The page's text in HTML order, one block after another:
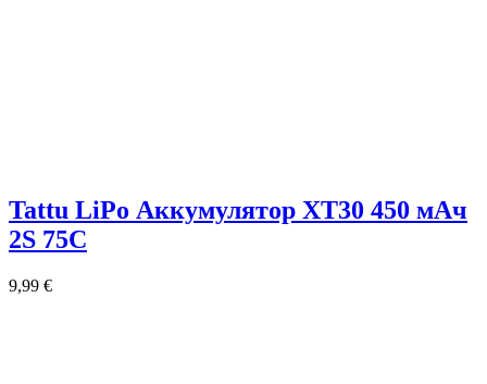
Tattu LiPo Аккумулятор XT30 450 мАч
2S 75C
9,99 €